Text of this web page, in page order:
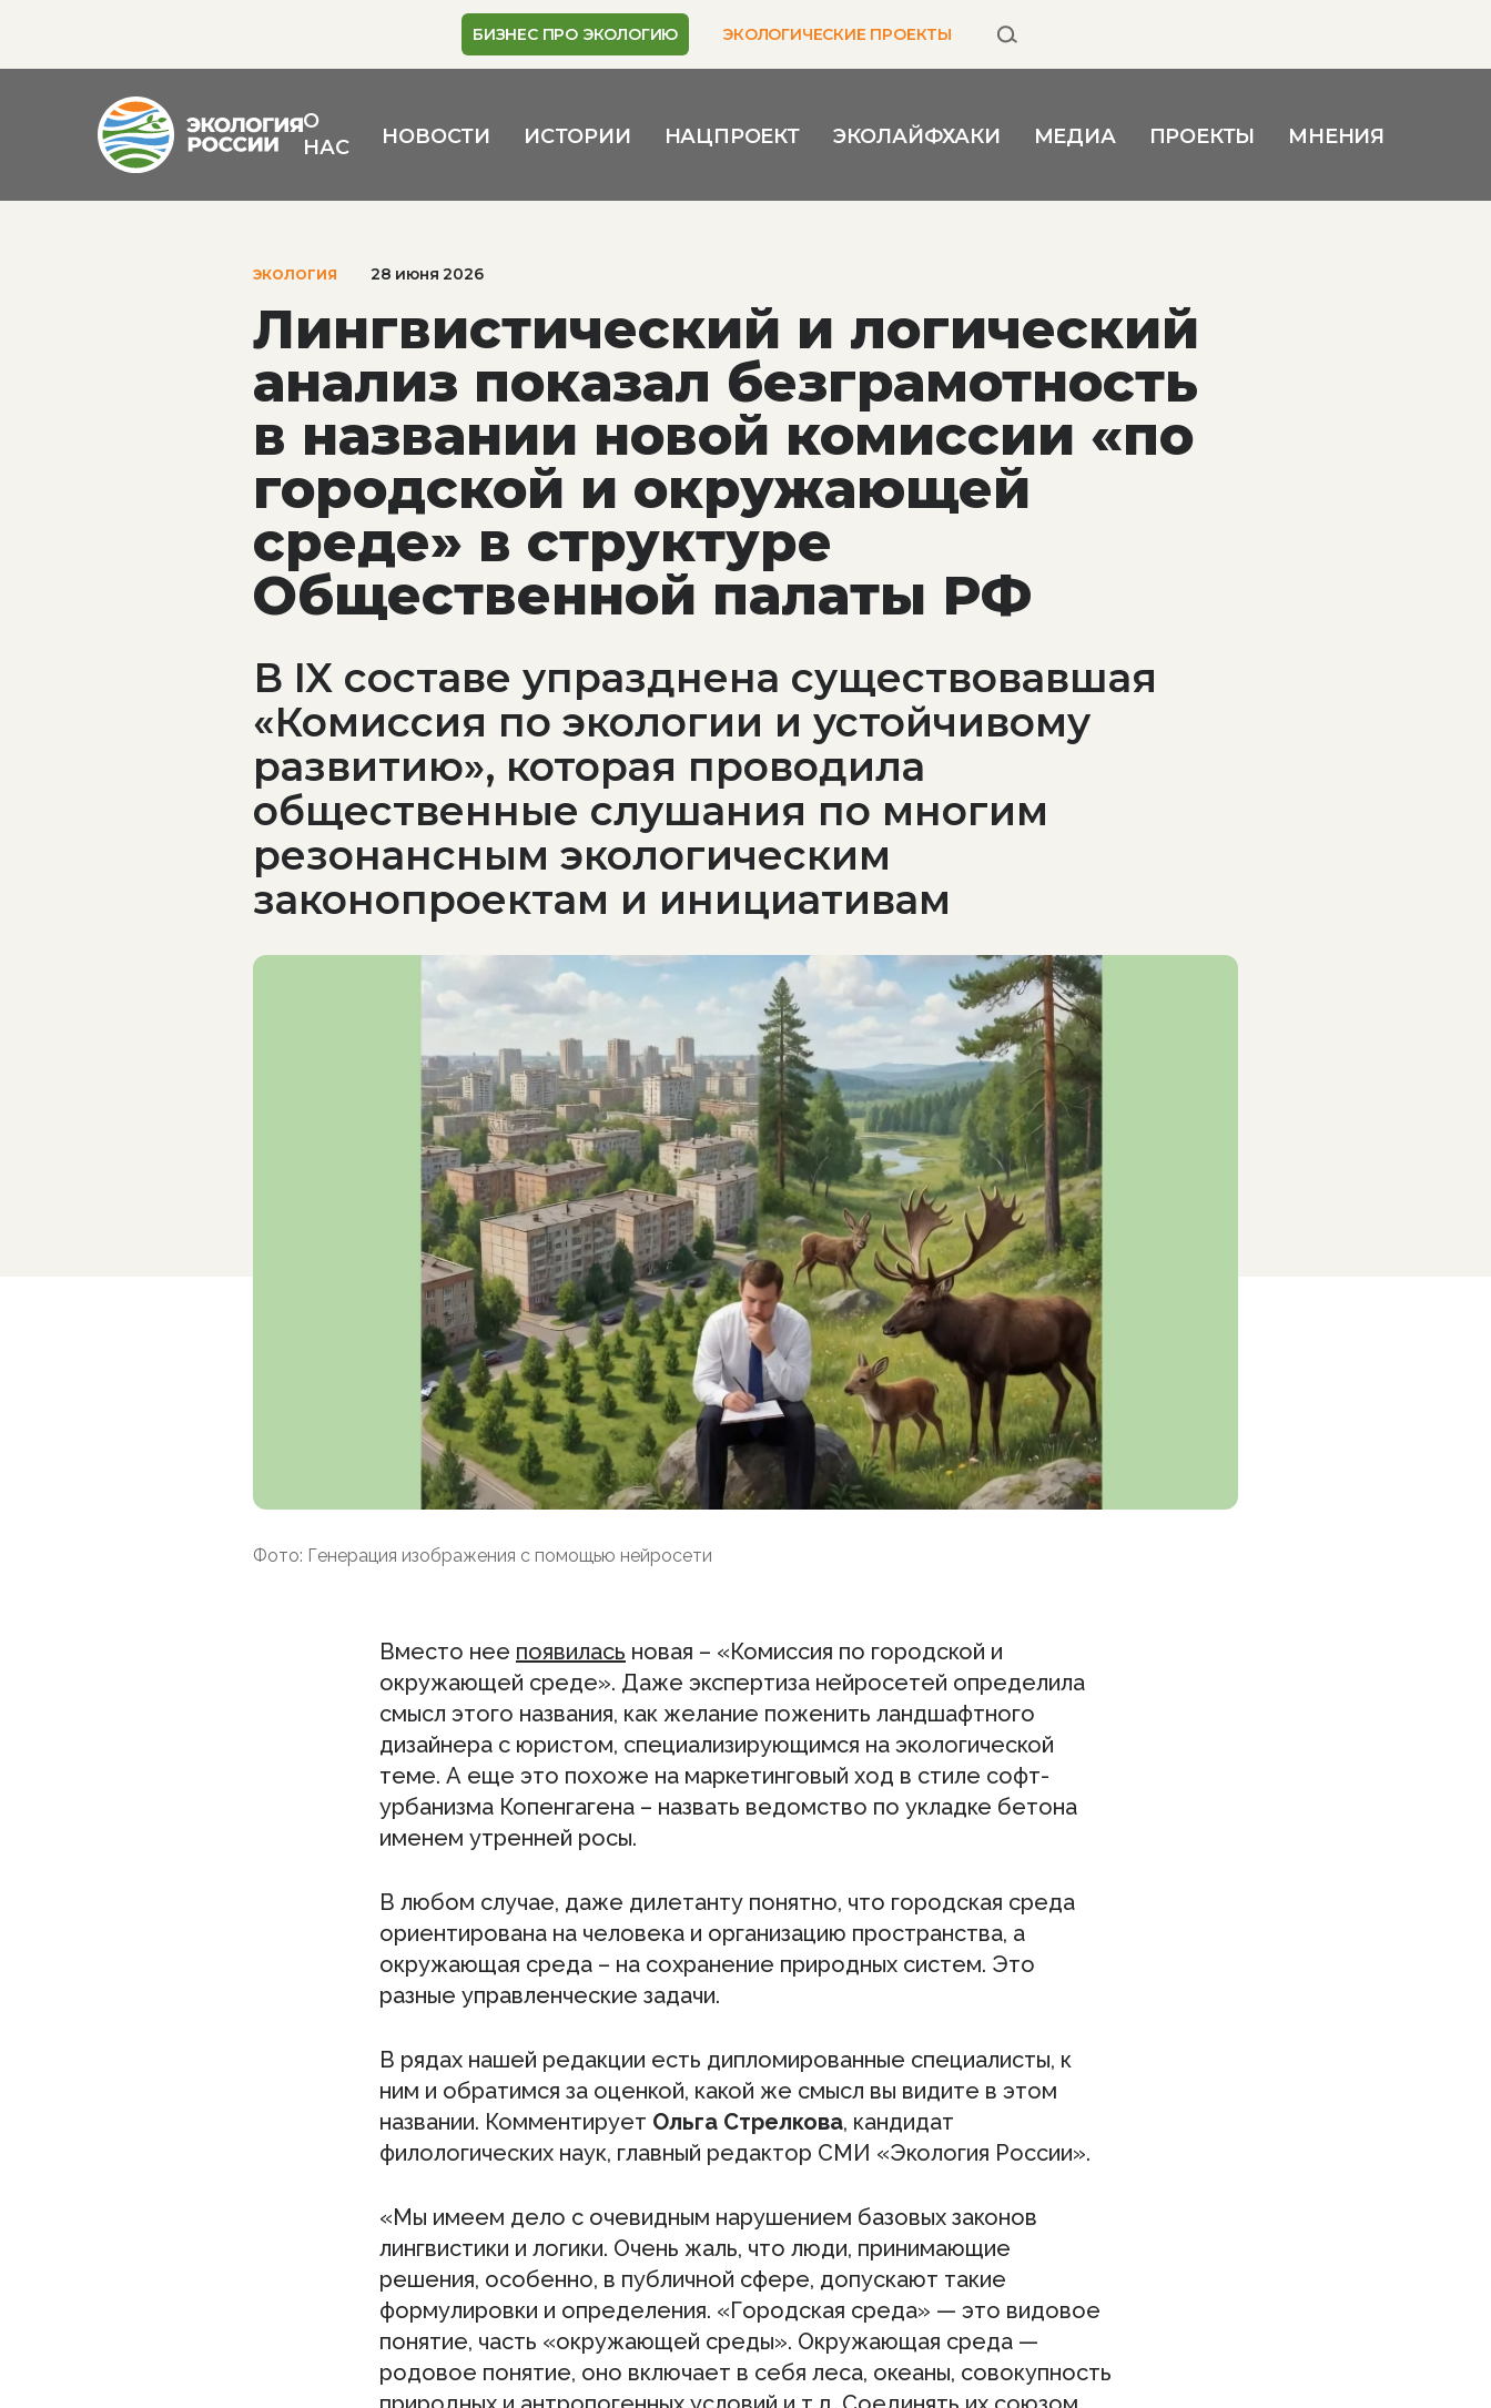
БИЗНЕС ПРО ЭКОЛОГИЮ ЭКОЛОГИЧЕСКИЕ ПРОЕКТЫ
О
НАС
НОВОСТИ ИСТОРИИ НАЦПРОЕКТ ЭКОЛАЙФХАКИ МЕДИА ПРОЕКТЫ МНЕНИЯ
ЭКОЛОГИЯ 28 июня 2026
Лингвистический и логический
анализ показал безграмотность
в названии новой комиссии «по
городской и окружающей
среде» в структуре
Общественной палаты РФ
В IX составе упразднена существовавшая
«Комиссия по экологии и устойчивому
развитию», которая проводила
общественные слушания по многим
резонансным экологическим
законопроектам и инициативам
Фото: Генерация изображения с помощью нейросети
Вместо нее появилась новая – «Комиссия по городской и
окружающей среде». Даже экспертиза нейросетей определила
смысл этого названия, как желание поженить ландшафтного
дизайнера с юристом, специализирующимся на экологической
теме. А еще это похоже на маркетинговый ход в стиле софт-
урбанизма Копенгагена – назвать ведомство по укладке бетона
именем утренней росы.
В любом случае, даже дилетанту понятно, что городская среда
ориентирована на человека и организацию пространства, а
окружающая среда – на сохранение природных систем. Это
разные управленческие задачи.
В рядах нашей редакции есть дипломированные специалисты, к
ним и обратимся за оценкой, какой же смысл вы видите в этом
названии. Комментирует Ольга Стрелкова, кандидат
филологических наук, главный редактор СМИ «Экология России».
«Мы имеем дело с очевидным нарушением базовых законов
лингвистики и логики. Очень жаль, что люди, принимающие
решения, особенно, в публичной сфере, допускают такие
формулировки и определения. «Городская среда» — это видовое
понятие, часть «окружающей среды». Окружающая среда —
родовое понятие, оно включает в себя леса, океаны, совокупность